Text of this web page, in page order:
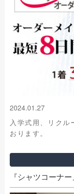
2024.01.27
入学式用、リクル
おります。
『シャツコーナ